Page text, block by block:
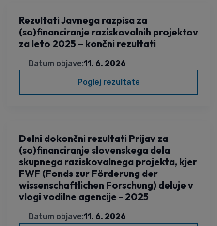
Rezultati Javnega razpisa za
(so)financiranje raziskovalnih projektov
za leto 2025 – končni rezultati
Datum objave:11. 6. 2026
Poglej rezultate
Delni dokončni rezultati Prijav za
(so)financiranje slovenskega dela
skupnega raziskovalnega projekta, kjer
FWF (Fonds zur Förderung der
wissenschaftlichen Forschung) deluje v
vlogi vodilne agencije - 2025
Datum objave:11. 6. 2026